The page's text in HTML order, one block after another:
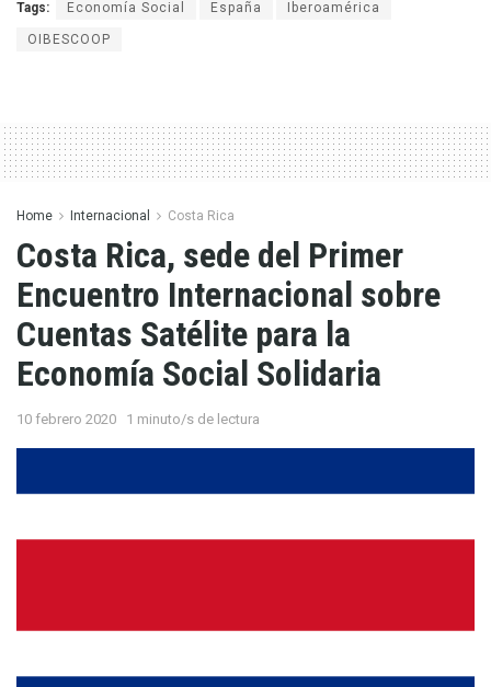
Tags: Economía Social España Iberoamérica
OIBESCOOP
Home Internacional Costa Rica
Costa Rica, sede del Primer
Encuentro Internacional sobre
Cuentas Satélite para la
Economía Social Solidaria
10 febrero 2020 1 minuto/s de lectura